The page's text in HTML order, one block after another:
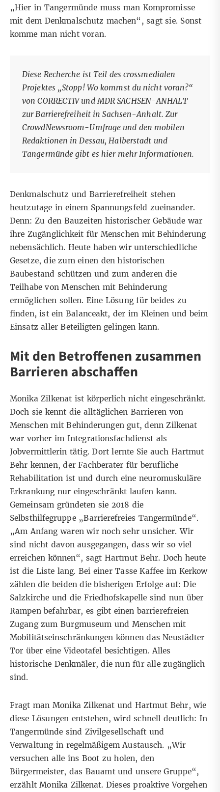
„Hier in Tangermünde muss man Kompromisse
mit dem Denkmalschutz machen“, sagt sie. Sonst
komme man nicht voran.
Diese Recherche ist Teil des crossmedialen
Projektes „Stopp! Wo kommst du nicht voran?“
von CORRECTIV und MDR SACHSEN-ANHALT
zur Barrierefreiheit in Sachsen-Anhalt. Zur
CrowdNewsroom-Umfrage und den mobilen
Redaktionen in Dessau, Halberstadt und
Tangermünde gibt eshier mehr Informationen.
Denkmalschutz und Barrierefreiheit stehen
heutzutage in einem Spannungsfeld zueinander.
Denn: Zu den Bauzeiten historischer Gebäude war
ihre Zugänglichkeit für Menschen mit Behinderung
nebensächlich. Heute haben wir unterschiedliche
Gesetze, die zum einen den historischen
Baubestand schützen und zum anderen die
Teilhabe von Menschen mit Behinderung
ermöglichen sollen. Eine Lösung für beides zu
finden, ist ein Balanceakt, der im Kleinen und beim
Einsatz aller Beteiligten gelingen kann.
Mit den Betroffenen zusammen
Barrieren abschaffen
Monika Zilkenat ist körperlich nicht eingeschränkt.
Doch sie kennt die alltäglichen Barrieren von
Menschen mit Behinderungen gut, denn Zilkenat
war vorher im Integrationsfachdienst als
Jobvermittlerin tätig. Dort lernte Sie auch Hartmut
Behr kennen, der Fachberater für berufliche
Rehabilitation ist und durch eine neuromuskuläre
Erkrankung nur eingeschränkt laufen kann.
Gemeinsam gründeten sie 2018 die
Selbsthilfegruppe „Barrierefreies Tangermünde“.
„Am Anfang waren wir noch sehr unsicher. Wir
sind nicht davon ausgegangen, dass wir so viel
erreichen können“, sagt Hartmut Behr. Doch heute
ist die Liste lang. Bei einer Tasse Kaffee im Kerkow
zählen die beiden die bisherigen Erfolge auf: Die
Salzkirche und die Friedhofskapelle sind nun über
Rampen befahrbar, es gibt einen barrierefreien
Zugang zum Burgmuseum und Menschen mit
Mobilitätseinschränkungen können das Neustädter
Tor über eine Videotafel besichtigen. Alles
historische Denkmäler, die nun für alle zugänglich
sind.
Fragt man Monika Zilkenat und Hartmut Behr, wie
diese Lösungen entstehen, wird schnell deutlich: In
Tangermünde sind Zivilgesellschaft und
Verwaltung in regelmäßigem Austausch. „Wir
versuchen alle ins Boot zu holen, den
Bürgermeister, das Bauamt und unsere Gruppe“,
erzählt Monika Zilkenat. Dieses proaktive Vorgehen